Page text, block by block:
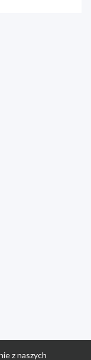
z naszych